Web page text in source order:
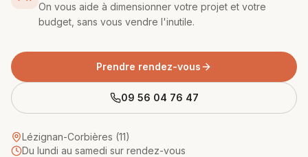
On vous aide à dimensionner votre projet et votre
budget, sans vous vendre l'inutile.
Prendre rendez-vous
09 56 04 76 47
Lézignan-Corbières (11)
Du lundi au samedi sur rendez-vous